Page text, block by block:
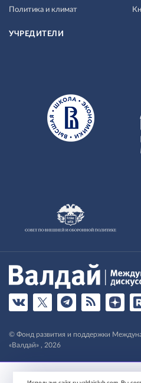
Политика и климат
УЧРЕДИТЕЛИ
© Фонд развития и поддержки
«Валдай» , 2026